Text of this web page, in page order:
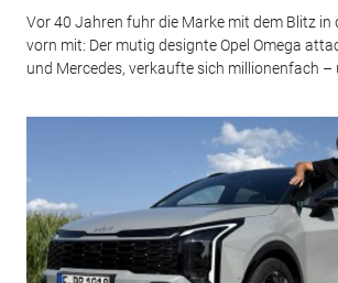
Vor 40 Jahren fuhr die Marke mit dem Blitz in
vorn mit: Der mutig designte Opel Omega
und Mercedes, verkaufte sich millionenfach –